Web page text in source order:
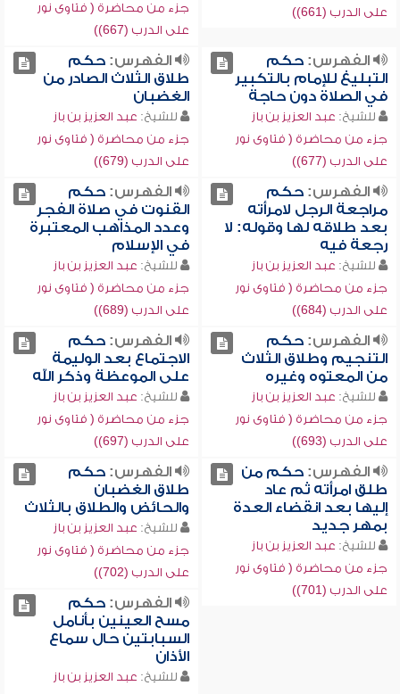
على الدرب (661))
جزء من محاضرة ( فتاوى نور
على الدرب (667))
الفهرس:حكم
التبليغ للإمام بالتكبير
في الصلاة دون حاجة
للشيخ: عبد العزيز بن باز
جزء من محاضرة ( فتاوى نور
على الدرب (677))
الفهرس:حكم
طلاق الثلاث الصادر من
الغضبان
للشيخ: عبد العزيز بن باز
جزء من محاضرة ( فتاوى نور
على الدرب (679))
الفهرس:حكم
مراجعة الرجل لامرأته
بعد طلاقه لها وقوله: لا
رجعة فيه
للشيخ: عبد العزيز بن باز
جزء من محاضرة ( فتاوى نور
على الدرب (684))
الفهرس:حكم
القنوت في صلاة الفجر
وعدد المذاهب المعتبرة
في الإسلام
للشيخ: عبد العزيز بن باز
جزء من محاضرة ( فتاوى نور
على الدرب (689))
الفهرس:حكم
التنجيم وطلاق الثلاث
من المعتوه وغيره
للشيخ: عبد العزيز بن باز
جزء من محاضرة ( فتاوى نور
على الدرب (693))
الفهرس:حكم
الاجتماع بعد الوليمة
على الموعظة وذكر الله
للشيخ: عبد العزيز بن باز
جزء من محاضرة ( فتاوى نور
على الدرب (697))
الفهرس:حكم من
طلق امرأته ثم عاد
إليها بعد انقضاء العدة
بمهر جديد
للشيخ: عبد العزيز بن باز
جزء من محاضرة ( فتاوى نور
على الدرب (701))
الفهرس:حكم
طلاق الغضبان
والحائض والطلاق بالثلاث
للشيخ: عبد العزيز بن باز
جزء من محاضرة ( فتاوى نور
على الدرب (702))
الفهرس:حكم
مسح العينين بأنامل
السبابتين حال سماع
الأذان
للشيخ: عبد العزيز بن باز